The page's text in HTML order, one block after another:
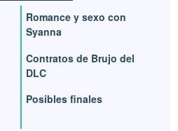
Romance y sexo con
Syanna
Contratos de Brujo del
DLC
Posibles finales